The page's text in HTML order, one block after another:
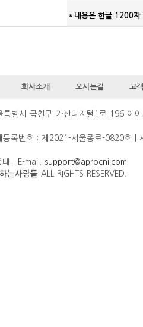
＊내용은 한글 1200
회사소개 오시는길 고
특별시 금천구 가산디지털1로 196 에
등록번호 : 제2021-서울종로-0820호 |
| E-mail. support@aprocni.com
는사람들 ALL RIGHTS RESERVED.